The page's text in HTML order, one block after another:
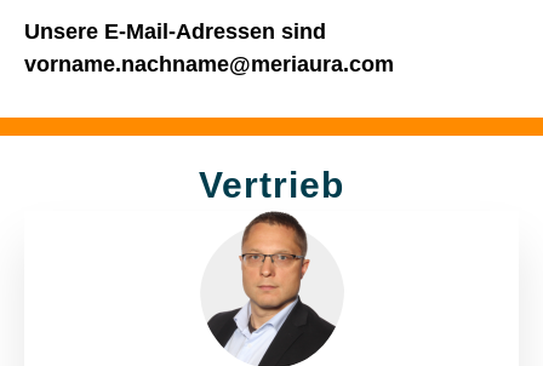
Unsere E-Mail-Adressen sind
vorname.nachname@meriaura.com
Vertrieb